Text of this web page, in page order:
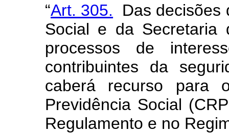
“Art. 305. Das decisões
Social e da Secretaria
processos de
contribuintes da
caberá recurso para
Previdência Social
Regulamento e no